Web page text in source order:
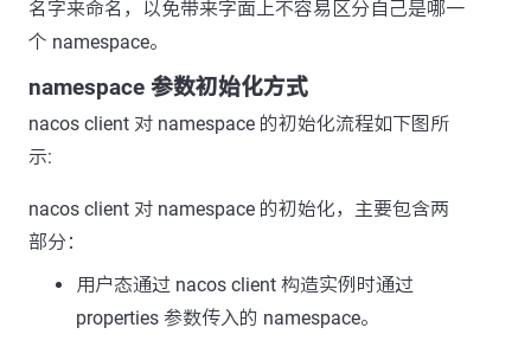
名字来命名，以免带来字面上不容易区分自己是哪一
个 namespace。
namespace 参数初始化方式
nacos client 对 namespace 的初始化流程如下图所
示:
nacos client 对 namespace 的初始化，主要包含两
部分：
用户态通过 nacos client 构造实例时通过
properties 参数传入的 namespace。